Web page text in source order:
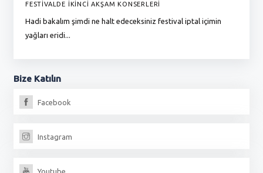
FESTİVALDE İKİNCİ AKŞAM KONSERLERİ
Hadi bakalım şimdi ne halt edeceksiniz festival iptal içimin
yağları eridi...
Bize Katılın
Facebook
Instagram
Youtube